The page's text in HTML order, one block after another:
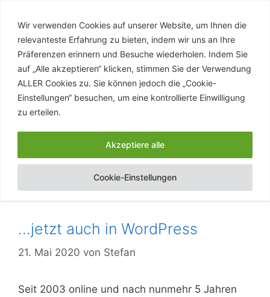
Wir verwenden Cookies auf unserer Website, um Ihnen die
relevanteste Erfahrung zu bieten, indem wir uns an Ihre
Präferenzen erinnern und Besuche wiederholen. Indem Sie
auf „Alle akzeptieren“ klicken, stimmen Sie der Verwendung
ALLER Cookies zu. Sie können jedoch die „Cookie-
Einstellungen“ besuchen, um eine kontrollierte Einwilligung
zu erteilen.
Cookie-Einstellungen
Akzeptiere alle
Inhalt
springen
stefanpaschke.de
Eine private Webseite
Menü
Drupal
…jetzt auch in WordPress
21. Mai 2020 von Stefan
Seit 2003 online und nach nunmehr 5 Jahren